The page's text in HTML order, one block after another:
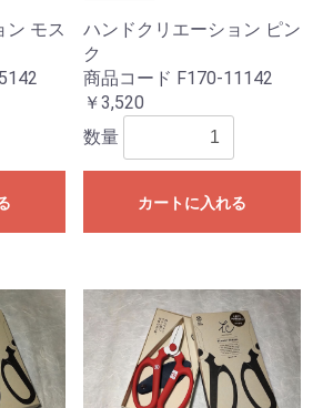
ン モス
ハンドクリエーション ピン
ク
商品コード F170-11142
￥3,520
数量
カートに入れる